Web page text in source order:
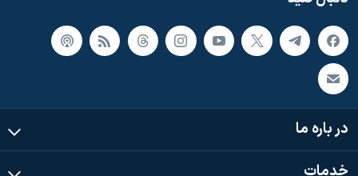
در باره ما
خدمات